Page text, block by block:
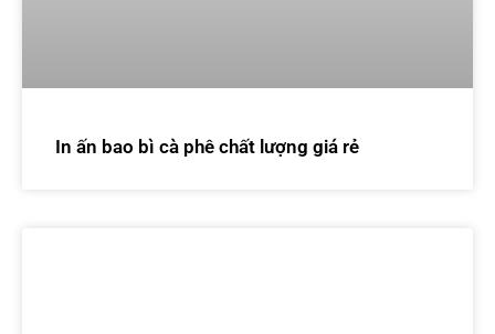
In ấn bao bì cà phê chất lượng giá rẻ